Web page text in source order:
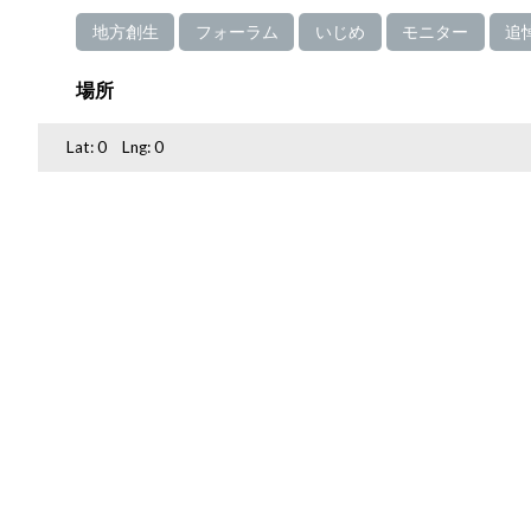
地方創生 フォーラム いじめ モニター 追
場所
Lat:0 Lng:0